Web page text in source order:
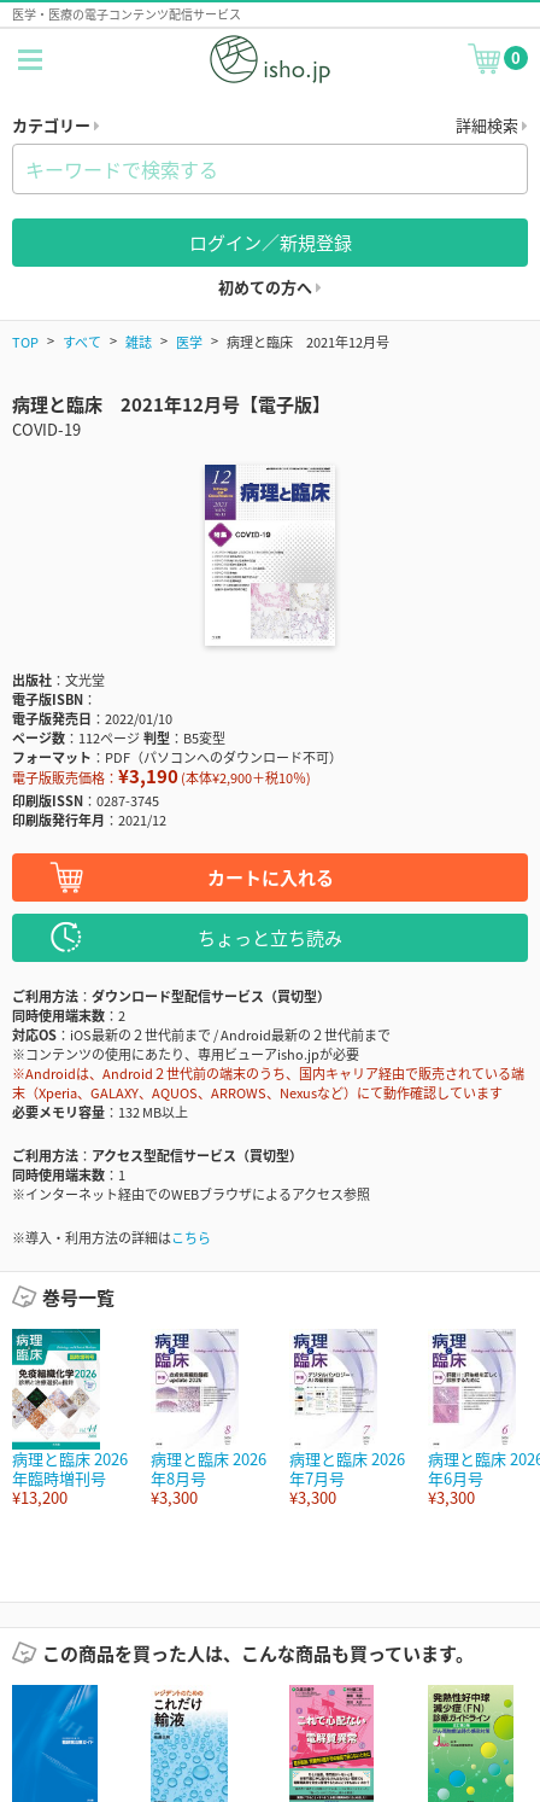
医学・医療の電子コンテンツ配信サービス
0
カテゴリー 詳細検索
ログイン／新規登録
初めての方へ
TOP すべて 雑誌 医学 病理と臨床 2021年12月号
病理と臨床 2021年12月号【電子版】
COVID-19
出版社
文光堂
電子版ISBN
電子版発売日
2022/01/10
ページ数
112ページ判型
B5変型
フォーマット
PDF（パソコンへのダウンロード不可）
電子版販売価格： ¥3,190(本体¥2,900＋税10％)
印刷版ISSN
0287-3745
印刷版発行年月
2021/12
カートに入れる
ちょっと立ち読み
ご利用方法
ダウンロード型配信サービス（買切型）
同時使用端末数
2
対応OS
iOS最新の２世代前まで / Android最新の２世代前まで
※コンテンツの使用にあたり、専用ビューアisho.jpが必要
※Androidは、Android２世代前の端末のうち、国内キャリア経由で販売されている端
末（Xperia、GALAXY、AQUOS、ARROWS、Nexusなど）にて動作確認しています
必要メモリ容量
132 MB以上
ご利用方法
アクセス型配信サービス（買切型）
同時使用端末数
1
※インターネット経由でのWEBブラウザによるアクセス参照
※導入・利用方法の詳細はこちら
巻号一覧
病理と臨床 2026
年臨時増刊号
¥13,200
病理と臨床 2026
年8月号
¥3,300
病理と臨床 2026
年7月号
¥3,300
病理と臨床
年6月号
¥3,300
この商品を買った人は、こんな商品も買っています。